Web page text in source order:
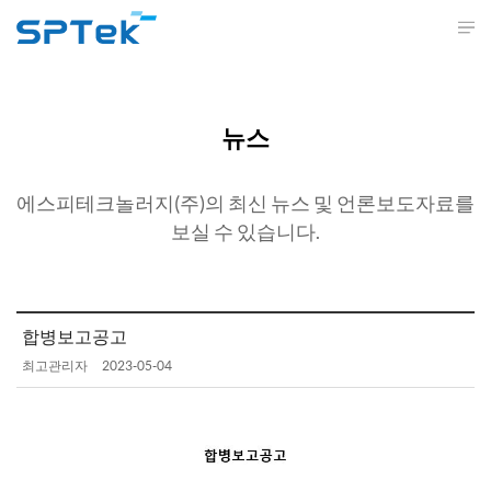
뉴스
에스피테크놀러지(주)의 최신 뉴스 및 언론보도자료를
보실 수 있습니다.
합병보고공고
최고관리자 2023-05-04